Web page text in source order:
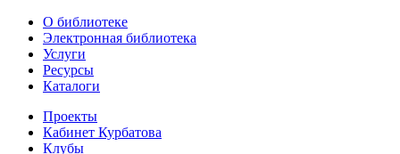
О библиотеке
Электронная библиотека
Услуги
Ресурсы
Каталоги
Проекты
Кабинет Курбатова
Клубы